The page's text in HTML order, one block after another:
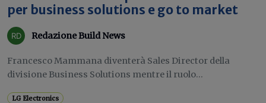
per business solutions e go to market
Redazione Build News
Francesco Mammana diventerà Sales Director della
divisione Business Solutions mentre il ruolo...
LG Electronics